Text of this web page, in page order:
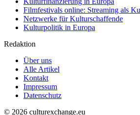
Filmfestivals online: Streaming als
Netzwerke für Kulturschaffende
Kulturpolitik in Europa
Redaktion
Über uns
Alle Artikel
Kontakt
Impressum
Datenschutz
© 2026 culturexchange.eu